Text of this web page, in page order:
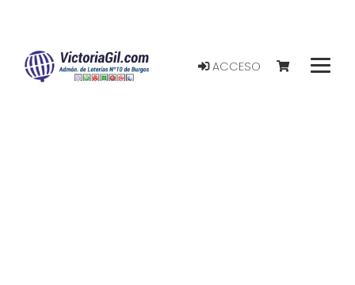
ACCESO